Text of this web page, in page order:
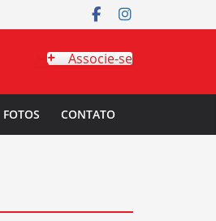
Associe-se
FOTOS CONTATO